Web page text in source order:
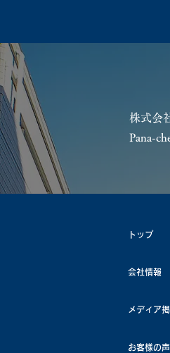
株式会
Pana-
トップ
会社情報
メディア
お客様の声